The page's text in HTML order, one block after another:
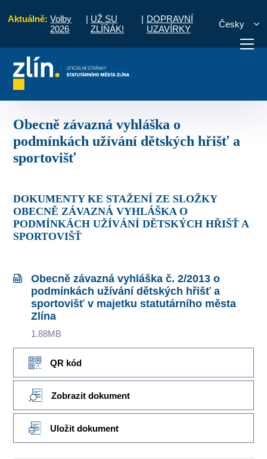
Aktuálně: Volby
2026
| UŽ SU
ZLÍŇÁK!
| DOPRAVNÍ
UZAVÍRKY
Česky
vyřídit Potřebuji zaplatit
Obecně závazná vyhláška o
podmínkách užívání dětských hřišť a
sportovišť
DOKUMENTY KE STAŽENÍ ZE SLOŽKY
OBECNĚ ZÁVAZNÁ VYHLÁŠKA O
PODMÍNKÁCH UŽÍVÁNÍ DĚTSKÝCH HŘIŠŤ A
SPORTOVIŠŤ
Obecně závazná vyhláška č. 2/2013 o
podmínkách užívání dětských hřišť a
sportovišť v majetku statutárního města
Zlína
1.88MB
QR kód
Zobrazit dokument
Uložit dokument